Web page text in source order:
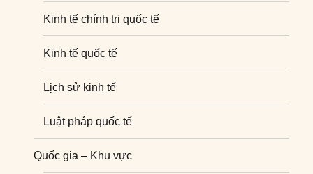
Kinh tế chính trị quốc tế
Kinh tế quốc tế
Lịch sử kinh tế
Luật pháp quốc tế
Quốc gia – Khu vực